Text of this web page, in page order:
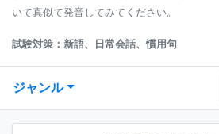
いて真似て発音してみてください。
試験対策：新語、日常会話、慣用句
ジャンル